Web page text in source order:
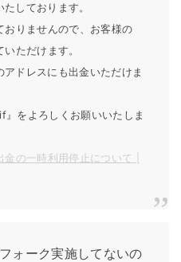
しております。
おりませんので、お客様の
ただけます。
ドレスにも出金いただけま
をよろしくお願いいたしま
の一時利用停止について |
ォーク実施してないの